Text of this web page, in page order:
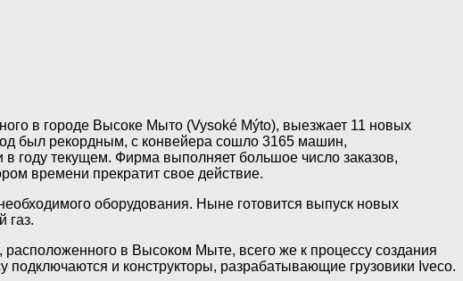
в городе Высоке Мыто (Vysoké Mýto), выезжает 11 новых
был рекордным, с конвейера сошло 3165 машин,
году текущем. Фирма выполняет большое число заказов,
времени прекратит свое действие.
оборудования. Ныне готовится выпуск новых
газ.
в Высоком Мыте, всего же к процессу создания
и конструкторы, разрабатывающие грузовики Iveco.